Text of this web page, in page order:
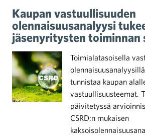
Kaupan vastuullisuuden
olennaisuusanalyysi
jäsenyritysten toiminnan
Toimialatasoisella
tunnistaa kaupan
vastuullisuusteemat.
päivitetyssä
CSRD:n mukaisen